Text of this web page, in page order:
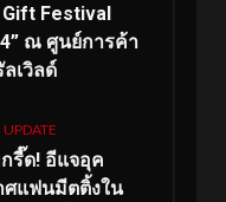
Gift Festival
ณ ศูนย์การค้า
เวิลด์
UPDATE
กรี๊ด! อีแจอุค
ศแฟนมีตติ้งใน